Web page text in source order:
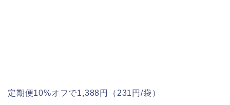
定期便10%オフで1,388円（231円/袋）